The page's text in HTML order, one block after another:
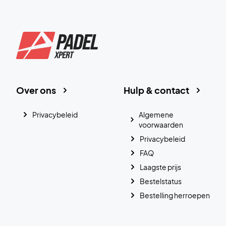
Hulp & contact
Algemene
voorwaarden
Privacybeleid
FAQ
Laagste prijs
Bestelstatus
Bestelling herroepen
Over ons
Privacybeleid